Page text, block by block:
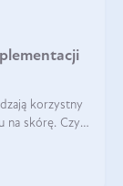
korzystny
na skórę. Czy